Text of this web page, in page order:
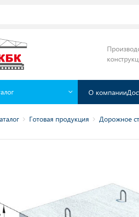
О компании
Готовая продукция Дорожное